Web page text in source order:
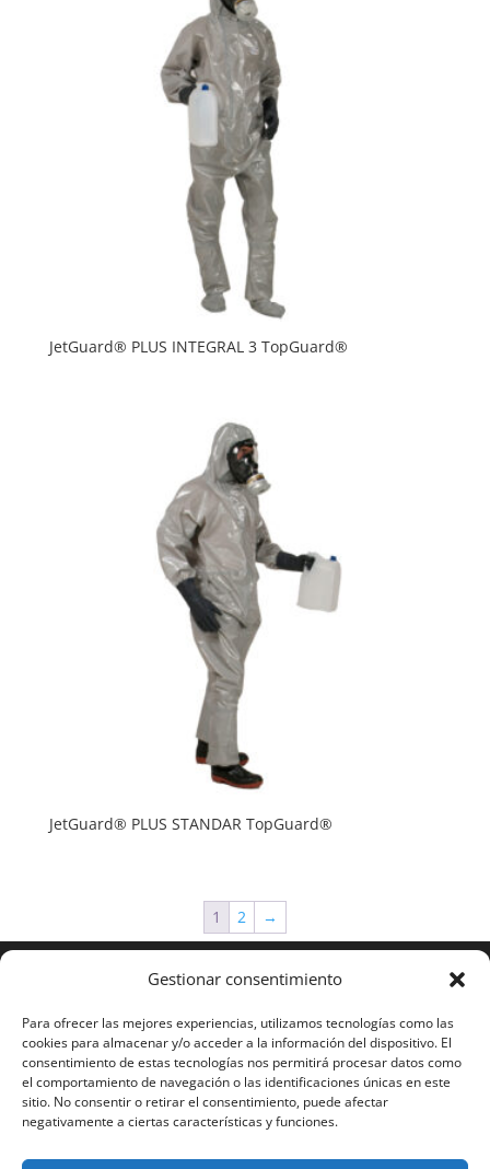
Gestionar consentimiento
Para ofrecer las mejores experiencias, utilizamos tecnologías como las
cookies para almacenar y/o acceder a la información del dispositivo. El
consentimiento de estas tecnologías nos permitirá procesar datos como
el comportamiento de navegación o las identificaciones únicas en este
sitio. No consentir o retirar el consentimiento, puede afectar
negativamente a ciertas características y funciones.
JetGuard® PLUS INTEGRAL 3 TopGuard®
JetGuard® PLUS STANDAR TopGuard®
1 2 →